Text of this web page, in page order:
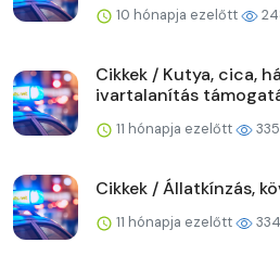
10 hónapja ezelőtt
Cikkek / Kutya, cica,
ivartalanítás
11 hónapja ezelőtt
Cikkek / Állatkínzás,
11 hónapja ezelőtt